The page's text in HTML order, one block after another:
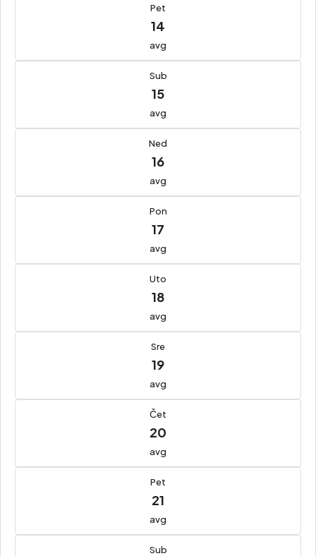
Pet
14
avg
Sub
15
avg
Ned
16
avg
Pon
17
avg
Uto
18
avg
Sre
19
avg
Čet
20
avg
Pet
21
avg
Sub